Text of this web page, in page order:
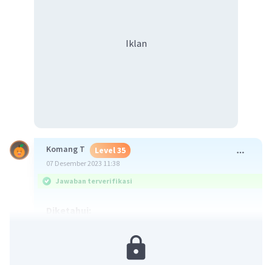
Iklan
Komang T Level 35
07 Desember 2023 11:38
Jawaban terverifikasi